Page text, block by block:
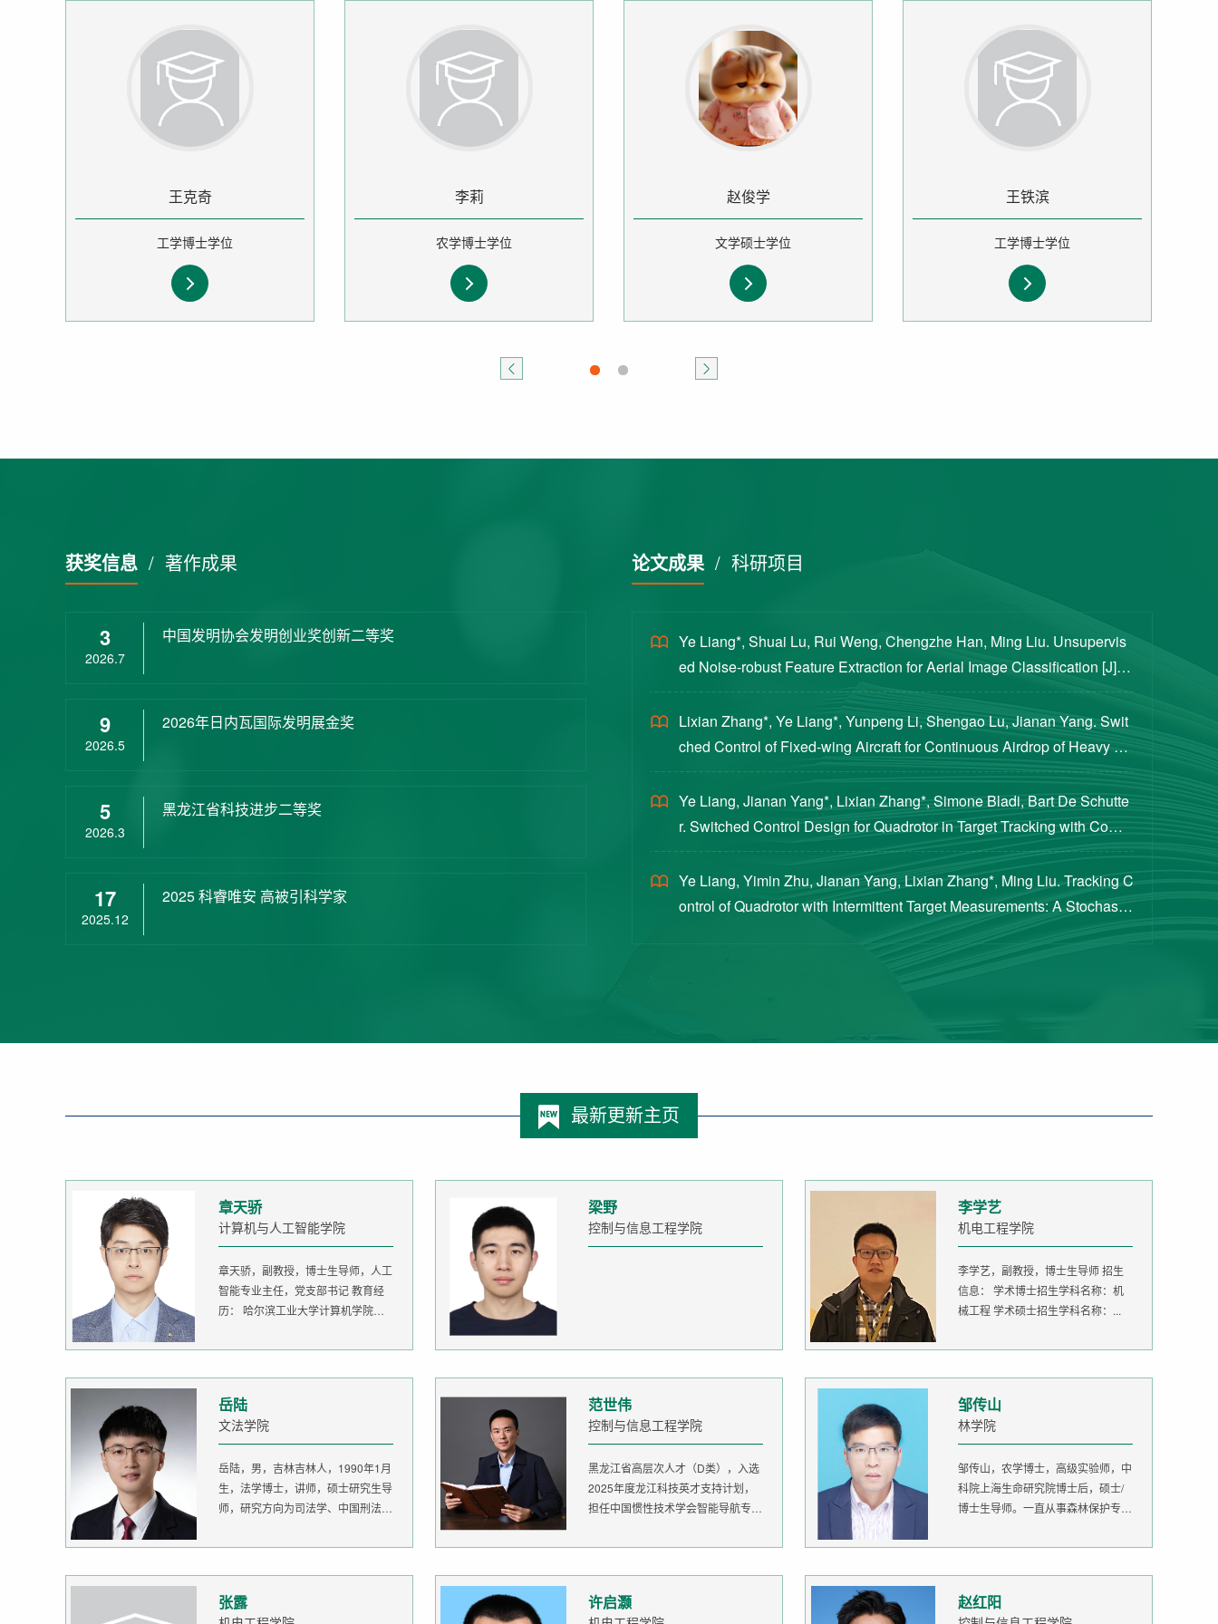
王克奇
工学博士学位
李莉
农学博士学位
赵俊学
文学硕士学位
王铁滨
工学博士学位
获奖信息 / 著作成果
3
2026.7
中国发明协会发明创业奖创新二等奖
9
2026.5
2026年日内瓦国际发明展金奖
5
2026.3
黑龙江省科技进步二等奖
17
2025.12
2025 科睿唯安 高被引科学家
论文成果/ 科研项目
Ye Liang*, Shuai Lu, Rui Weng, Chengzhe Han, Ming Liu. Unsupervis
ed Noise-robust Feature Extraction for Aerial Image Classification [J]. S
cience China Technological Sciences, 2020, 63(8): 1406-1415...
Lixian Zhang*, Ye Liang*, Yunpeng Li, Shengao Lu, Jianan Yang. Swit
ched Control of Fixed-wing Aircraft for Continuous Airdrop of Heavy Pa
yloads [J]. Journal of Guidance, Control, and Dynamics, 2023...
Ye Liang, Jianan Yang*, Lixian Zhang*, Simone Bladi, Bart De Schutte
r. Switched Control Design for Quadrotor in Target Tracking with Compl
ex Intermittent Measurements [J]. Journal of Guidance, Cont...
Ye Liang, Yimin Zhu, Jianan Yang, Lixian Zhang*, Ming Liu. Tracking C
ontrol of Quadrotor with Intermittent Target Measurements: A Stochastic
最新更新主页
章天骄
计算机与人工智能学院
章天骄，副教授，博士生导师，人工
智能专业主任，党支部书记 教育经
历： 哈尔滨工业大学计算机学院
梁野
控制与信息工程学院
李学艺
机电工程学院
李学艺，副教授，博士生导师 招生
信息： 学术博士招生学科名称：机
械工程 学术硕士招生学科名称：...
岳陆
文法学院
岳陆，男，吉林吉林人，1990年1月
生，法学博士，讲师，硕士研究生导
师，研究方向为司法学、中国刑法
范世伟
控制与信息工程学院
黑龙江省高层次人才（D类），入选
2025年度龙江科技英才支持计划，
担任中国惯性技术学会智能导航专委
邹传山
林学院
邹传山，农学博士，高级实验师，中
科院上海生命研究院博士后，硕士/
博士生导师。一直从事森林保护专业
张露 许启灏 赵红阳